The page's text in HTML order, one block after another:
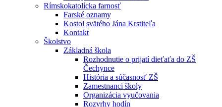
Rímskokatolícka farnosť
Farské oznamy
Kostol svätého Jána Krstiteľa
Kontakt
Školstvo
Základná škola
Rozhodnutie o prijatí dieťaťa do ZŠ
Čechynce
História a súčasnosť ZŠ
Zamestnanci školy
Organizácia vyučovania
Rozvrhy hodín